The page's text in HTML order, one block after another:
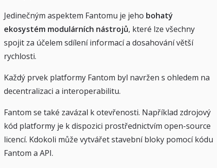
Jedinečným aspektem Fantomu je jeho bohatý
ekosystém modulárních nástrojů, které lze všechny
spojit za účelem sdílení informací a dosahování větší
rychlosti.
Každý prvek platformy Fantom byl navržen s ohledem na
decentralizaci a interoperabilitu.
Fantom se také zavázal k otevřenosti. Například zdrojový
kód platformy je k dispozici prostřednictvím open-source
licencí. Kdokoli může vytvářet stavební bloky pomocí kódu
Fantom a API.